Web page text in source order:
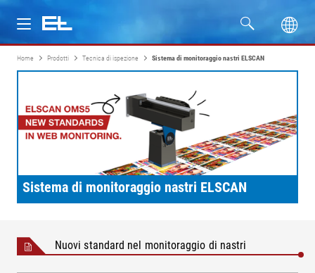
Prodotti
Settori
Assistenza
Azienda
Home Prodotti Tecnica di ispezione Sistema di monitoraggio nastri ELSCAN
Sistema di monitoraggio nastri ELSCAN
Nuovi standard nel monitoraggio di nastri